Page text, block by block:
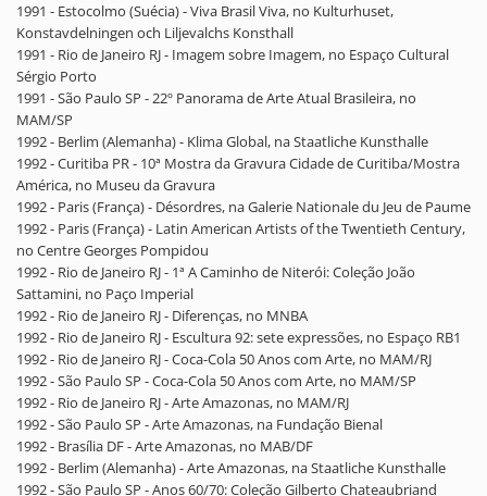
1991 - Estocolmo (Suécia) - Viva Brasil Viva, no Kulturhuset,
Konstavdelningen och Liljevalchs Konsthall
1991 - Rio de Janeiro RJ - Imagem sobre Imagem, no Espaço Cultural
Sérgio Porto
1991 - São Paulo SP - 22º Panorama de Arte Atual Brasileira, no
MAM/SP
1992 - Berlim (Alemanha) - Klima Global, na Staatliche Kunsthalle
1992 - Curitiba PR - 10ª Mostra da Gravura Cidade de Curitiba/Mostra
América, no Museu da Gravura
1992 - Paris (França) - Désordres, na Galerie Nationale du Jeu de Paume
1992 - Paris (França) - Latin American Artists of the Twentieth Century,
no Centre Georges Pompidou
1992 - Rio de Janeiro RJ - 1ª A Caminho de Niterói: Coleção João
Sattamini, no Paço Imperial
1992 - Rio de Janeiro RJ - Diferenças, no MNBA
1992 - Rio de Janeiro RJ - Escultura 92: sete expressões, no Espaço RB1
1992 - Rio de Janeiro RJ - Coca-Cola 50 Anos com Arte, no MAM/RJ
1992 - São Paulo SP - Coca-Cola 50 Anos com Arte, no MAM/SP
1992 - Rio de Janeiro RJ - Arte Amazonas, no MAM/RJ
1992 - São Paulo SP - Arte Amazonas, na Fundação Bienal
1992 - Brasília DF - Arte Amazonas, no MAB/DF
1992 - Berlim (Alemanha) - Arte Amazonas, na Staatliche Kunsthalle
1992 - São Paulo SP - Anos 60/70: Coleção Gilberto Chateaubriand